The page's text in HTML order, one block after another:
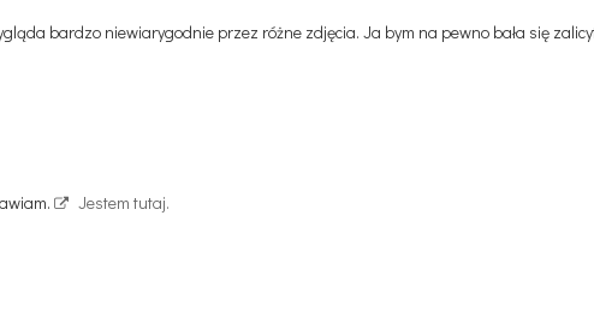
bardzo niewiarygodnie przez różne zdjęcia. Ja bym na pewno bała się
Jestem tutaj.